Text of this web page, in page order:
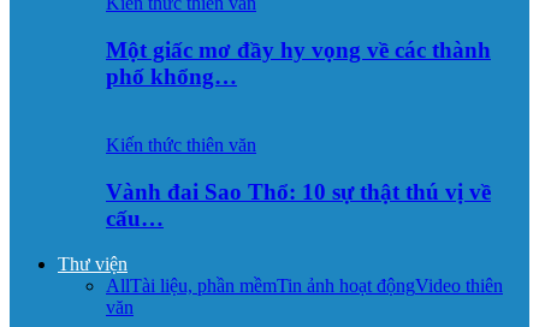
Một giấc mơ đầy hy vọng về các thành
phố khổng…
Kiến thức thiên văn
Vành đai Sao Thổ: 10 sự thật thú vị về
cấu…
Thư viện
AllTài liệu, phần mềmTin ảnh hoạt độngVideo thiên
văn